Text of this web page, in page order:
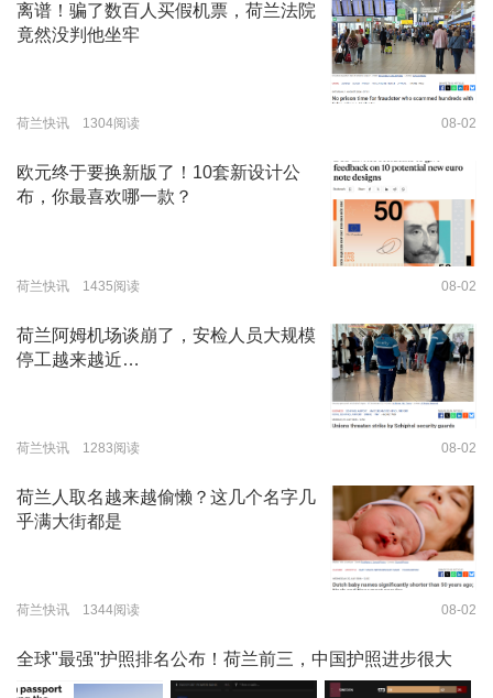
离谱！骗了数百人买假机票，荷兰法院
竟然没判他坐牢
荷兰快讯 1304阅读 08-02
欧元终于要换新版了！10套新设计公
布，你最喜欢哪一款？
荷兰快讯 1435阅读 08-02
荷兰阿姆机场谈崩了，安检人员大规模
停工越来越近…
荷兰快讯 1283阅读 08-02
荷兰人取名越来越偷懒？这几个名字几
乎满大街都是
荷兰快讯 1344阅读 08-02
全球"最强"护照排名公布！荷兰前三，中国护照进步很大